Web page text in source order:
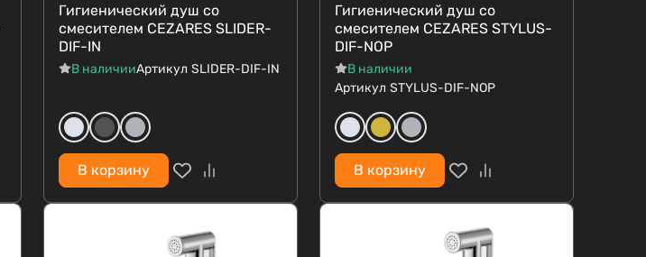
Гигиенический душ со
смесителем CEZARES SLIDER-
DIF-IN
В наличииАртикул SLIDER-DIF-IN
В корзину
Гигиенический душ со
смесителем CEZARES STYLUS-
DIF-NOP
В наличии
Артикул STYLUS-DIF-NOP
В корзину